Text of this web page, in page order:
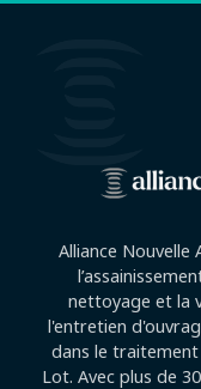
Alliance Nouvelle
nettoyage et la
l'entretien
dans le
Lot. Avec plus de